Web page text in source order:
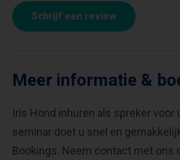
Schrijf een review
Meer informatie &
Iris Hond inhuren als spreker voor
seminar doet u snel en
Bookings. Neem contact met ons